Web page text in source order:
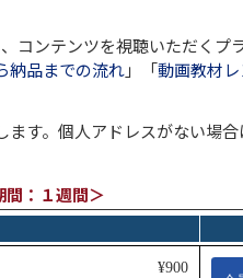
コンテンツを視聴いただくプ
納品までの流れ」「動画教材
す。個人アドレスがない場
間：１週間＞